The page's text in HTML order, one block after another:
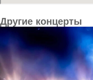
Другие концерты